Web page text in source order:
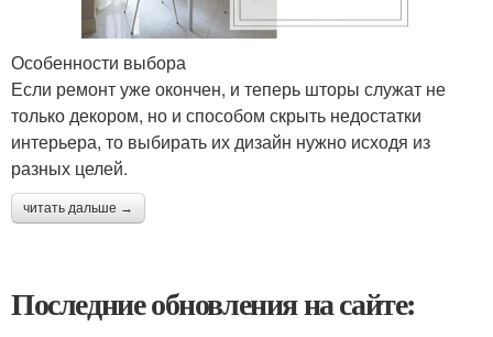
Особенности выбора
Если ремонт уже окончен, и теперь шторы служат не
только декором, но и способом скрыть недостатки
интерьера, то выбирать их дизайн нужно исходя из
разных целей.
читать дальше →
Последние обновления на сайте: